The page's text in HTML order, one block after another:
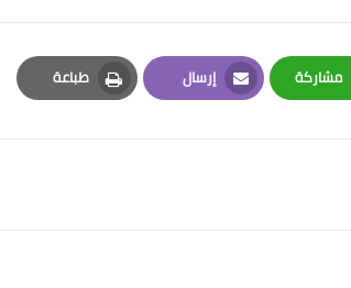
مشاركة
Whatsapp
إرسال
Email
طباعة
Print